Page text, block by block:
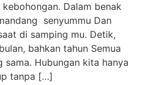
Dalam benak
senyummu Dan
di samping mu. Detik,
bahkan tahun Semua
Hubungan kita hanya
tanpa […]